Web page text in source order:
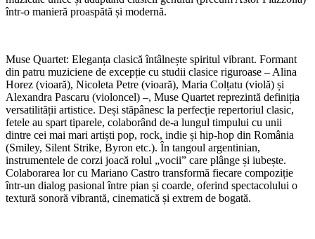
într-o manieră proaspătă și modernă.
Muse Quartet: Eleganța clasică întâlnește spiritul vibrant. Formant
din patru muziciene de excepție cu studii clasice riguroase – Alina
Horez (vioară), Nicoleta Petre (vioară), Maria Colțatu (violă) și
Alexandra Pascaru (violoncel) –, Muse Quartet reprezintă definiția
versatilității artistice. Deși stăpânesc la perfecție repertoriul clasic,
fetele au spart tiparele, colaborând de-a lungul timpului cu unii
dintre cei mai mari artiști pop, rock, indie și hip-hop din România
(Smiley, Silent Strike, Byron etc.). În tangoul argentinian,
instrumentele de corzi joacă rolul „vocii” care plânge și iubește.
Colaborarea lor cu Mariano Castro transformă fiecare compoziție
într-un dialog pasional între pian și coarde, oferind spectacolului o
textură sonoră vibrantă, cinematică și extrem de bogată.